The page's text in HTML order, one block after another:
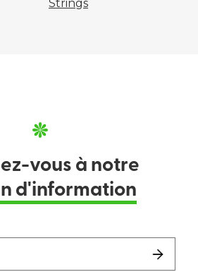
Strings
vous à notre
d'information